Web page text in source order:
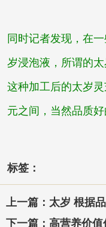
同时记者发现，在
岁浸泡液，所谓的
这种加工后的太岁
元之间，当然品质好
标签：
上一篇：太岁 根据
下一篇：高营养价